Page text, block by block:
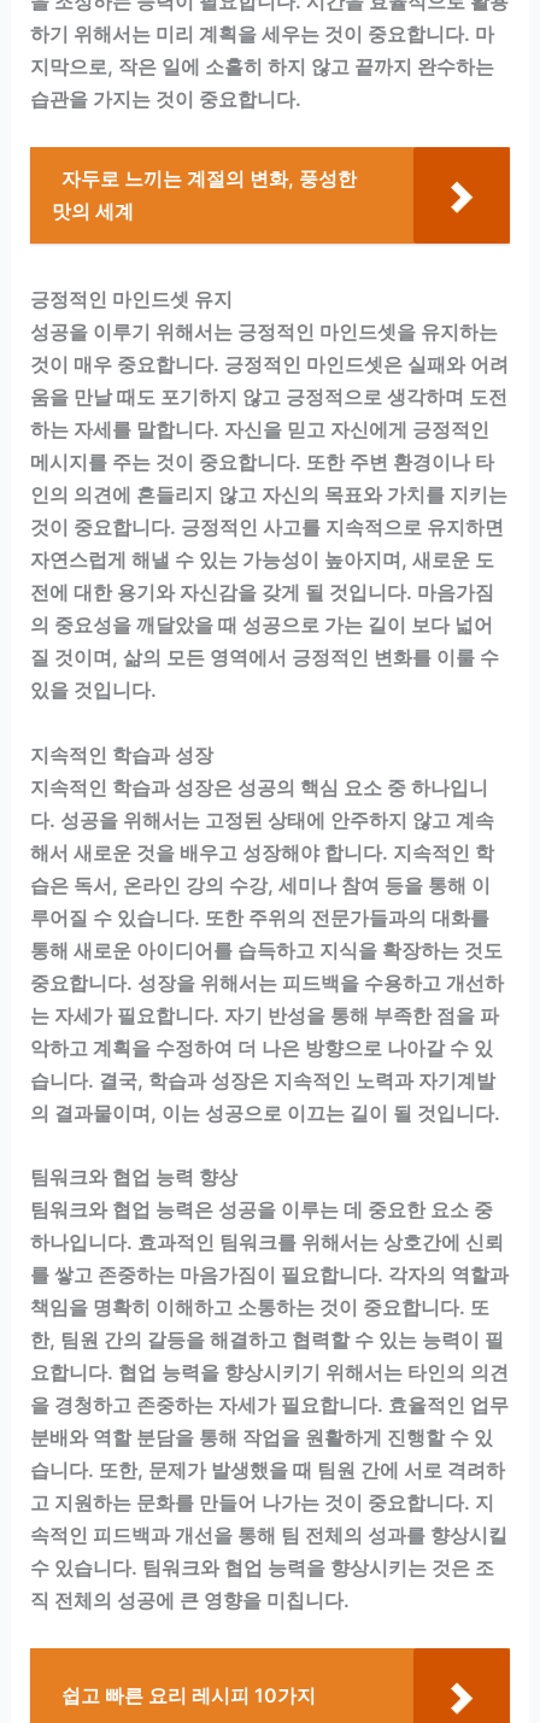
하기 위해서는 미리 계획을 세우는 것이 중요합니다. 마
지막으로, 작은 일에 소홀히 하지 않고 끝까지 완수하는
습관을 가지는 것이 중요합니다.
자두로 느끼는 계절의 변화, 풍성한
맛의 세계
긍정적인 마인드셋 유지
성공을 이루기 위해서는 긍정적인 마인드셋을 유지하는
것이 매우 중요합니다. 긍정적인 마인드셋은 실패와 어려
움을 만날 때도 포기하지 않고 긍정적으로 생각하며 도전
하는 자세를 말합니다. 자신을 믿고 자신에게 긍정적인
메시지를 주는 것이 중요합니다. 또한 주변 환경이나 타
인의 의견에 흔들리지 않고 자신의 목표와 가치를 지키는
것이 중요합니다. 긍정적인 사고를 지속적으로 유지하면
자연스럽게 해낼 수 있는 가능성이 높아지며, 새로운 도
전에 대한 용기와 자신감을 갖게 될 것입니다. 마음가짐
의 중요성을 깨달았을 때 성공으로 가는 길이 보다 넓어
질 것이며, 삶의 모든 영역에서 긍정적인 변화를 이룰 수
있을 것입니다.
지속적인 학습과 성장
지속적인 학습과 성장은 성공의 핵심 요소 중 하나입니
다. 성공을 위해서는 고정된 상태에 안주하지 않고 계속
해서 새로운 것을 배우고 성장해야 합니다. 지속적인 학
습은 독서, 온라인 강의 수강, 세미나 참여 등을 통해 이
루어질 수 있습니다. 또한 주위의 전문가들과의 대화를
통해 새로운 아이디어를 습득하고 지식을 확장하는 것도
중요합니다. 성장을 위해서는 피드백을 수용하고 개선하
는 자세가 필요합니다. 자기 반성을 통해 부족한 점을 파
악하고 계획을 수정하여 더 나은 방향으로 나아갈 수 있
습니다. 결국, 학습과 성장은 지속적인 노력과 자기계발
의 결과물이며, 이는 성공으로 이끄는 길이 될 것입니다.
팀워크와 협업 능력 향상
팀워크와 협업 능력은 성공을 이루는 데 중요한 요소 중
하나입니다. 효과적인 팀워크를 위해서는 상호간에 신뢰
를 쌓고 존중하는 마음가짐이 필요합니다. 각자의 역할과
책임을 명확히 이해하고 소통하는 것이 중요합니다. 또
한, 팀원 간의 갈등을 해결하고 협력할 수 있는 능력이 필
요합니다. 협업 능력을 향상시키기 위해서는 타인의 의견
을 경청하고 존중하는 자세가 필요합니다. 효율적인 업무
분배와 역할 분담을 통해 작업을 원활하게 진행할 수 있
습니다. 또한, 문제가 발생했을 때 팀원 간에 서로 격려하
고 지원하는 문화를 만들어 나가는 것이 중요합니다. 지
속적인 피드백과 개선을 통해 팀 전체의 성과를 향상시킬
수 있습니다. 팀워크와 협업 능력을 향상시키는 것은 조
직 전체의 성공에 큰 영향을 미칩니다.
쉽고 빠른 요리 레시피 10가지